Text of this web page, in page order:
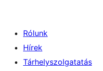
Rólunk
Hírek
Tárhelyszolgatatás